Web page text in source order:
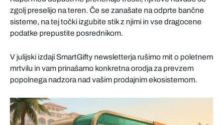
zgolj preselijo na teren. Če se zanašate na odprte bančne
sisteme, na tej točki izgubite stik z njimi in vse dragocene
podatke prepustite posrednikom.
V julijski izdaji SmartGifty newsletterja rušimo mit o poletnem
mrtvilu in vam prinašamo konkretna orodja za prevzem
popolnega nadzora nad vašim prodajnim ekosistemom.